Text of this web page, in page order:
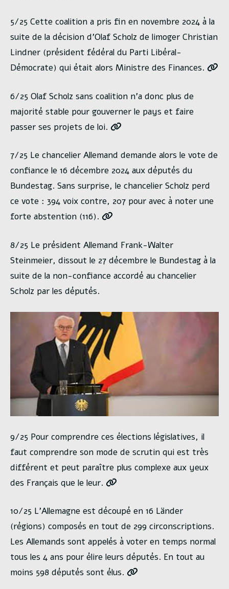
5/25 Cette coalition a pris fin en novembre 2024 à la
suite de la décision d’Olaf Scholz de limoger Christian
Lindner (président fédéral du Parti Libéral-
Démocrate) qui était alors Ministre des Finances.
6/25 Olaf Scholz sans coalition n’a donc plus de
majorité stable pour gouverner le pays et faire
passer ses projets de loi.
7/25 Le chancelier Allemand demande alors le vote de
confiance le 16 décembre 2024 aux députés du
Bundestag. Sans surprise, le chancelier Scholz perd
ce vote : 394 voix contre, 207 pour avec à noter une
forte abstention (116).
8/25 Le président Allemand Frank-Walter
Steinmeier, dissout le 27 décembre le Bundestag à la
suite de la non-confiance accordé au chancelier
Scholz par les députés.
9/25 Pour comprendre ces élections législatives, il
faut comprendre son mode de scrutin qui est très
différent et peut paraître plus complexe aux yeux
des Français que le leur.
10/25 L’Allemagne est découpé en 16 Länder
(régions) composés en tout de 299 circonscriptions.
Les Allemands sont appelés à voter en temps normal
tous les 4 ans pour élire leurs députés. En tout au
moins 598 députés sont élus.